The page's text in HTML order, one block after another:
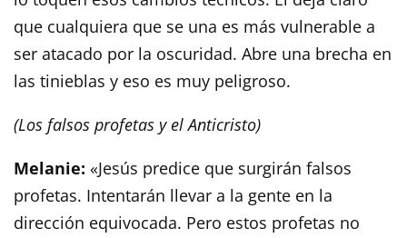
que cualquiera que se una es más vulnerable a
ser atacado por la oscuridad. Abre una brecha en
las tinieblas y eso es muy peligroso.
(Los falsos profetas y el Anticristo)
Melanie: «Jesús predice que surgirán falsos
profetas. Intentarán llevar a la gente en la
dirección equivocada. Pero estos profetas no